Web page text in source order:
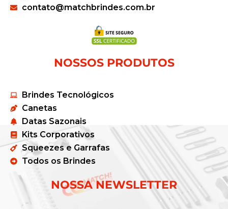
contato@matchbrindes.com.br
NOSSOS PRODUTOS
Brindes Tecnológicos
Canetas
Datas Sazonais
Kits Corporativos
Squeezes e Garrafas
Todos os Brindes
NOSSA NEWSLETTER